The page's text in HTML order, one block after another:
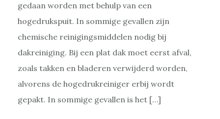
gedaan worden met behulp van een
hogedrukspuit. In sommige gevallen zijn
chemische reinigingsmiddelen nodig bij
dakreiniging. Bij een plat dak moet eerst afval,
zoals takken en bladeren verwijderd worden,
alvorens de hogedrukreiniger erbij wordt
gepakt. In sommige gevallen is het […]